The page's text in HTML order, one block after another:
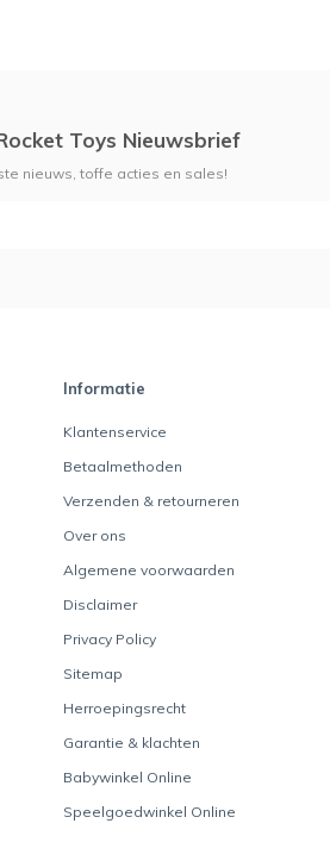
Toys Nieuwsbrief
nieuws, toffe acties en sales!
Informatie
Klantenservice
Betaalmethoden
Verzenden & retourneren
Over ons
Algemene voorwaarden
Disclaimer
Privacy Policy
Sitemap
Herroepingsrecht
Garantie & klachten
Babywinkel Online
Speelgoedwinkel Online